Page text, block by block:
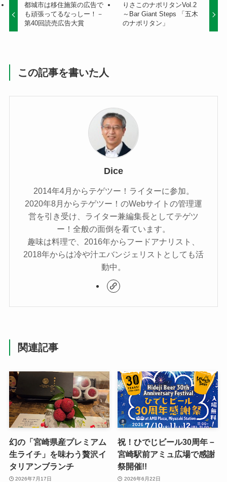
都城市は移住施策の広告で
も頑張ってるなっしー！－
第40回読売広告大賞
りさこのナポリタンVol.2
～Bar Giant Steps 「五木
のナポリタン」
この記事を書いた人
Dice
2014年4月からテゲツー！ライターに参加。
2020年8月からテゲツー！のWebサイトの管理運
営を引き受け、ライター兼編集長としてテゲツ
ー！全般の面倒を看ています。
趣味は料理で、2016年からフードアナリスト、
2018年からは冷や汁エバンジェリストとしても活
動中。
関連記事
幻の「宮崎県産プレミアム
生ライチ」を味わう贅沢イ
タリアンブランチ
2026年7月17日
祝！ひでじビール30周年－
宮崎駅前アミュ広場で感謝
祭開催!!
2026年6月22日